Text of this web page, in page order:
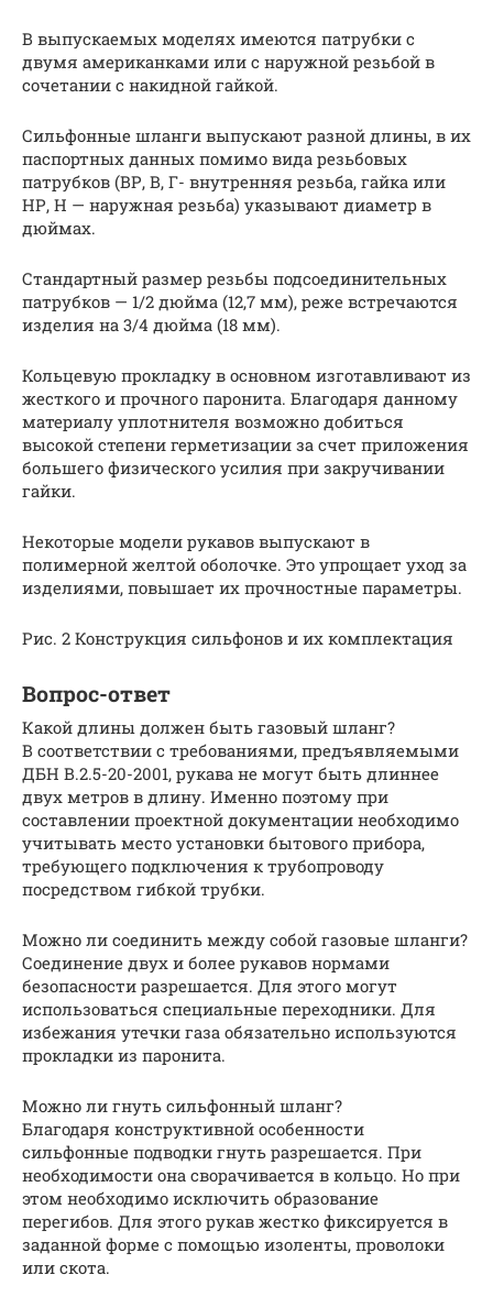
В выпускаемых моделях имеются патрубки с
двумя американками или с наружной резьбой в
сочетании с накидной гайкой.
Сильфонные шланги выпускают разной длины, в их
паспортных данных помимо вида резьбовых
патрубков (ВР, В, Г- внутренняя резьба, гайка или
НР, Н — наружная резьба) указывают диаметр в
дюймах.
Стандартный размер резьбы подсоединительных
патрубков — 1/2 дюйма (12,7 мм), реже встречаются
изделия на 3/4 дюйма (18 мм).
Кольцевую прокладку в основном изготавливают из
жесткого и прочного паронита. Благодаря данному
материалу уплотнителя возможно добиться
высокой степени герметизации за счет приложения
большего физического усилия при закручивании
гайки.
Некоторые модели рукавов выпускают в
полимерной желтой оболочке. Это упрощает уход за
изделиями, повышает их прочностные параметры.
Рис. 2 Конструкция сильфонов и их комплектация
Вопрос-ответ
Какой длины должен быть газовый шланг?
В соответствии с требованиями, предъявляемыми
ДБН В.2.5-20-2001, рукава не могут быть длиннее
двух метров в длину. Именно поэтому при
составлении проектной документации необходимо
учитывать место установки бытового прибора,
требующего подключения к трубопроводу
посредством гибкой трубки.
Можно ли соединить между собой газовые шланги?
Соединение двух и более рукавов нормами
безопасности разрешается. Для этого могут
использоваться специальные переходники. Для
избежания утечки газа обязательно используются
прокладки из паронита.
Можно ли гнуть сильфонный шланг?
Благодаря конструктивной особенности
сильфонные подводки гнуть разрешается. При
необходимости она сворачивается в кольцо. Но при
этом необходимо исключить образование
перегибов. Для этого рукав жестко фиксируется в
заданной форме с помощью изоленты, проволоки
или скота.